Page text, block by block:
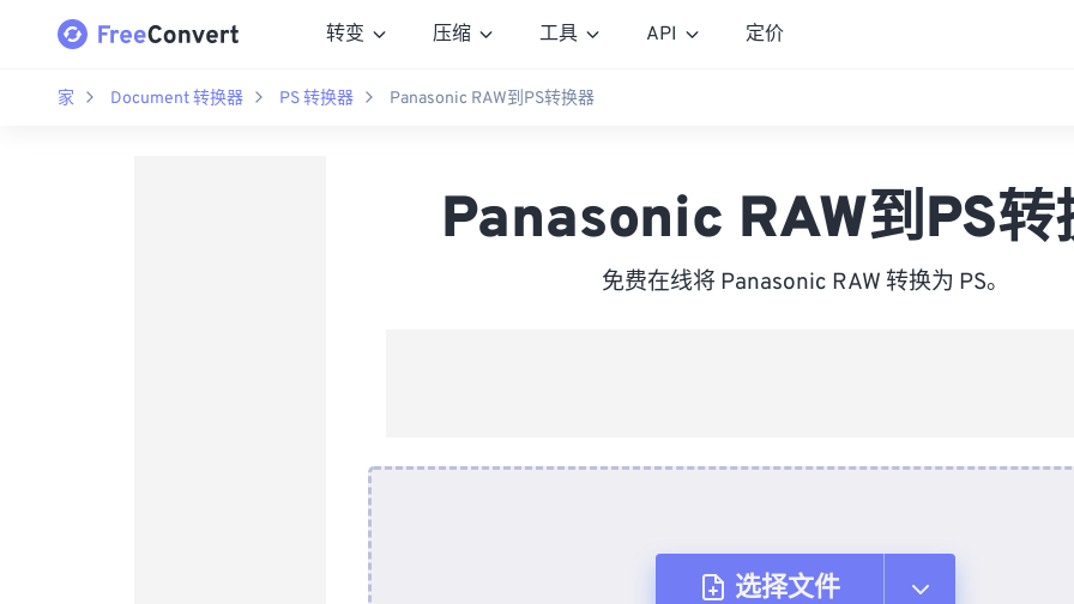
转变 压缩 工具 API 定价
家 Document 转换器 PS 转换器 Panasonic RAW到PS转换器
Panasonic RAW到PS转
免费在线将 Panasonic RAW 转换为 PS。
选择文件